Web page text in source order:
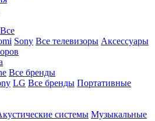
Все
Sony Все телевизоры Аксессуары
Все бренды
LG Все бренды Портативные
системы Музыкальные